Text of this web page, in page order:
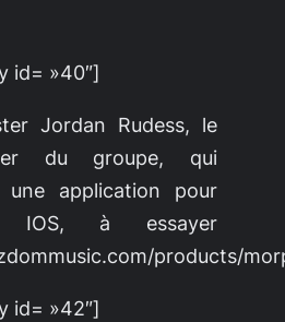
id= »40″]
Jordan Rudess, le
du groupe, qui
une application pour
IOS, à essayer
products/
id= »42″]